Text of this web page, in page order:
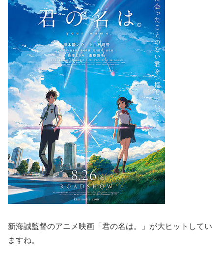
新海誠監督のアニメ映画「君の名は。」が大ヒットしてい
ますね。